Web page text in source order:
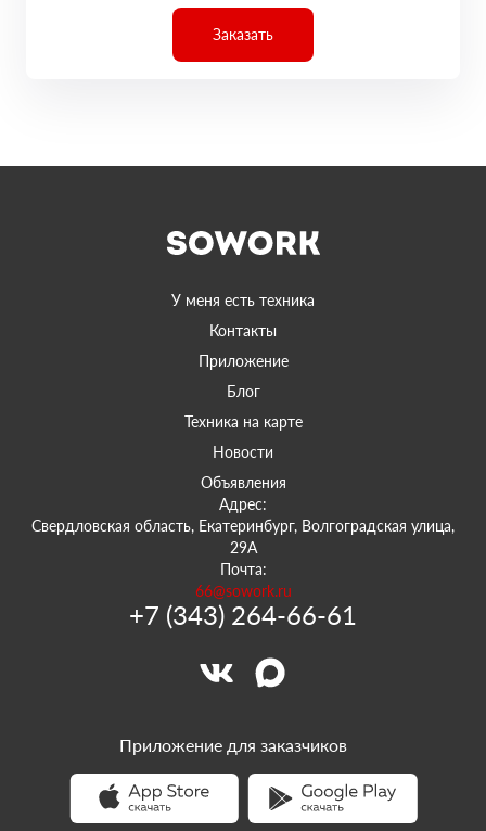
Заказать
У меня есть техника
Контакты
Приложение
Блог
Техника на карте
Новости
Объявления
Адрес:
Свердловская область, Екатеринбург, Волгоградская улица,
29А
Почта:
66@sowork.ru
+7 (343) 264-66-61
Приложение для заказчиков